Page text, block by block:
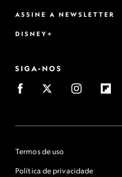
ASSINE A NEWSLETTER
DISNEY+
SIGA-NOS
Termos de uso
Política de privacidade